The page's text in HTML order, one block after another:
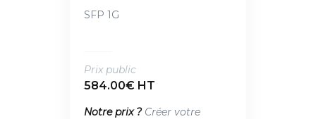
SFP 1G
Prix public
584.00€ HT
Notre prix ? Créer votre